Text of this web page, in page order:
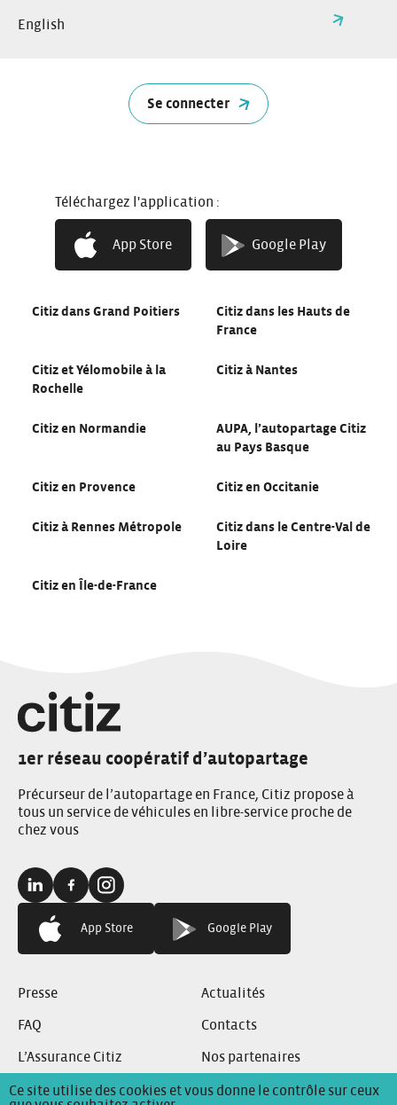
English
Se connecter
Téléchargez l'application :
App Store Google Play
Citiz en Bourgogne
Franche Comté
Citiz dans le Grand-Est
Citiz en autopartage
Métropole de Lyon
Citiz dans Grand Poitiers
Citiz dans les Hauts de
France
Citiz et Yélomobile à la
Rochelle
Citiz à Nantes
Citiz en Normandie
AUPA, l’autopartage Citiz
au Pays Basque
Citiz en Provence Citiz en Occitanie
Citiz à Rennes Métropole
Citiz dans le Centre-Val de
Loire
Citiz en Île-de-France
1er réseau coopératif d’autopartage
Précurseur de l’autopartage en France, Citiz propose à
tous un service de véhicules en libre-service proche de
chez vous
Linkedin:Facebook:Instagram:
App Store Google Play
Presse
FAQ
L’Assurance Citiz
Actualités
Contacts
Nos partenaires
Ce site utilise des cookies et vous donne le contrôle sur ceux